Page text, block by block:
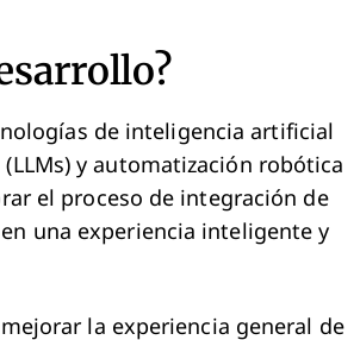
de inteligencia artificial
y automatización robótica
el proceso de integración de
una experiencia inteligente y
la experiencia general de